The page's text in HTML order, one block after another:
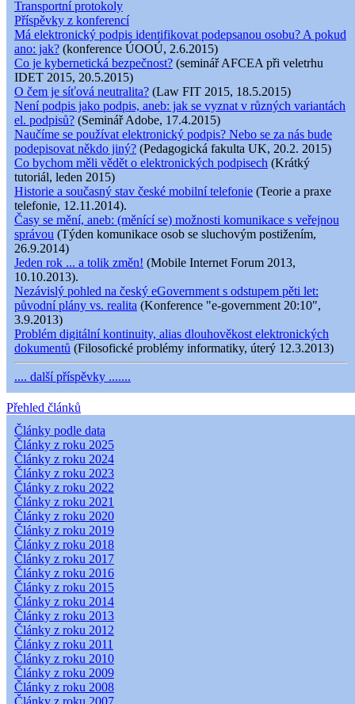
Transportní protokoly
Příspěvky z konferencí
Má elektronický podpis identifikovat podepsanou osobu? A pokud
ano: jak? (konference ÚOOÚ, 2.6.2015)
Co je kybernetická bezpečnost? (seminář AFCEA při veletrhu
IDET 2015, 20.5.2015)
O čem je síťová neutralita? (Law FIT 2015, 18.5.2015)
Není podpis jako podpis, aneb: jak se vyznat v různých variantách
el. podpisů? (Seminář Adobe, 17.4.2015)
Naučíme se používat elektronický podpis? Nebo se za nás bude
podepisovat někdo jiný? (Pedagogická fakulta UK, 20.2. 2015)
Co bychom měli vědět o elektronických podpisech (Krátký
tutoriál, leden 2015)
Historie a současný stav české mobilní telefonie (Teorie a praxe
telefonie, 12.11.2014).
Časy se mění, aneb: (měnící se) možnosti komunikace s veřejnou
správou (Týden komunikace osob se sluchovým postižením,
26.9.2014)
Jeden rok ... a tolik změn! (Mobile Internet Forum 2013,
10.10.2013).
Nezávislý pohled na český eGovernment s odstupem pěti let:
původní plány vs. realita (Konference "e-government 20:10",
3.9.2013)
Problém digitální kontinuity, alias dlouhověkost elektronických
dokumentů (Filosofické problémy informatiky, úterý 12.3.2013)
.... další příspěvky .......
Přehled článků
Články podle data
Články z roku 2025
Články z roku 2024
Články z roku 2023
Články z roku 2022
Články z roku 2021
Články z roku 2020
Články z roku 2019
Články z roku 2018
Články z roku 2017
Články z roku 2016
Články z roku 2015
Články z roku 2014
Články z roku 2013
Články z roku 2012
Články z roku 2011
Články z roku 2010
Články z roku 2009
Články z roku 2008
Články z roku 2007